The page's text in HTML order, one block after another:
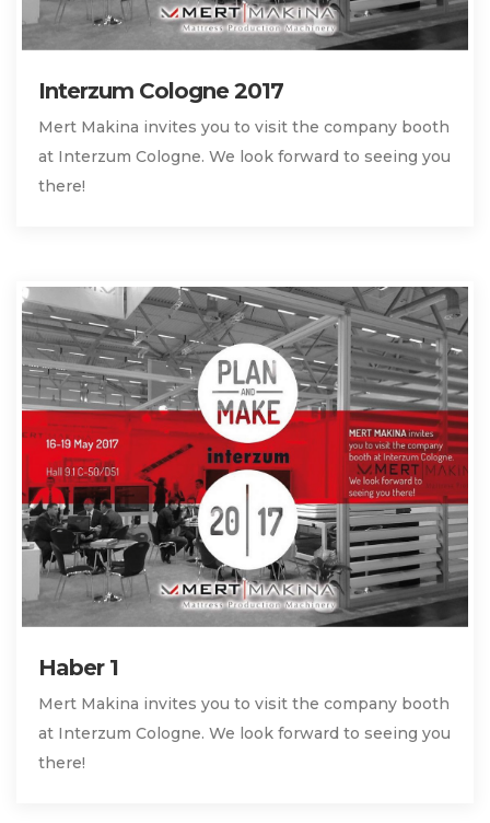
Interzum Cologne 2017
Mert Makina invites you to visit the company booth
at Interzum Cologne. We look forward to seeing you
there!
Haber 1
Mert Makina invites you to visit the company booth
at Interzum Cologne. We look forward to seeing you
there!